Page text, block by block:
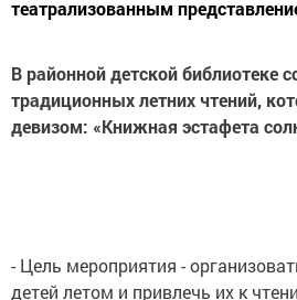
театрализованным
В районной детской библиотеке
традиционных летних чтений,
девизом: «Книжная эстафета
- Цель мероприятия -
детей летом и привлечь их к